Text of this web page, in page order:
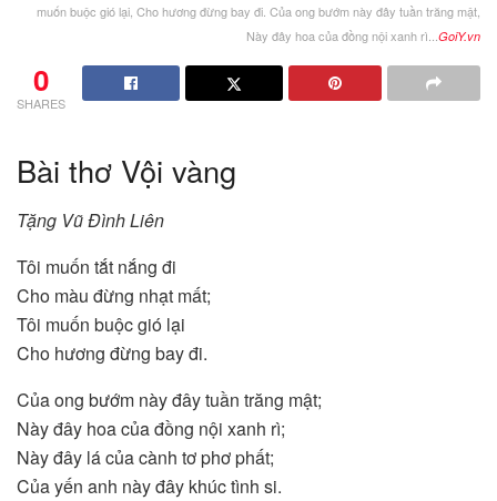
muốn buộc gió lại, Cho hương đừng bay đi. Của ong bướm này đây tuần trăng mật,
Này đây hoa của đồng nội xanh rì... GoiY.vn
0
SHARES
Bài thơ Vội vàng
Tặng Vũ Đình Liên
Tôi muốn tắt nắng đi
Cho màu đừng nhạt mất;
Tôi muốn buộc gió lại
Cho hương đừng bay đi.
Của ong bướm này đây tuần trăng mật;
Này đây hoa của đồng nội xanh rì;
Này đây lá của cành tơ phơ phất;
Của yến anh này đây khúc tình si.